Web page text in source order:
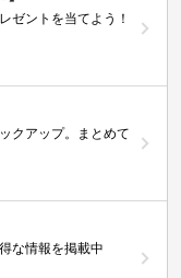
ゼントを当てよう！
クアップ。まとめて
な情報を掲載中